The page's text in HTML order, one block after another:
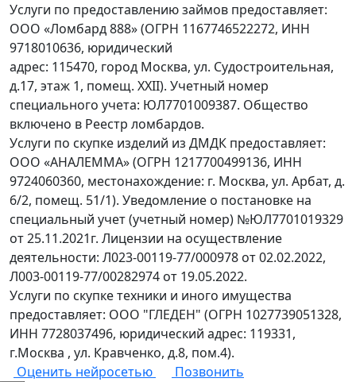
Услуги по предоставлению займов предоставляет:
ООО «Ломбард 888» (ОГРН 1167746522272, ИНН
9718010636, юридический
адрес: 115470, город Москва, ул. Судостроительная,
д.17, этаж 1, помещ. XXII). Учетный номер
специального учета: ЮЛ7701009387. Общество
включено в Реестр ломбардов.
Услуги по скупке изделий из ДМДК предоставляет:
ООО «АНАЛЕММА» (ОГРН 1217700499136, ИНН
9724060360, местонахождение: г. Москва, ул. Арбат, д.
6/2, помещ. 51/1). Уведомление о постановке на
специальный учет (учетный номер) №ЮЛ7701019329
от 25.11.2021г. Лицензии на осуществление
деятельности: Л023-00119-77/000978 от 02.02.2022,
Л003-00119-77/00282974 от 19.05.2022.
Услуги по скупке техники и иного имущества
предоставляет: ООО "ГЛЕДЕН" (ОГРН 1027739051328,
ИНН 7728037496, юридический адрес: 119331,
г.Москва , ул. Кравченко, д.8, пом.4).
Оценить нейросетью
Позвонить